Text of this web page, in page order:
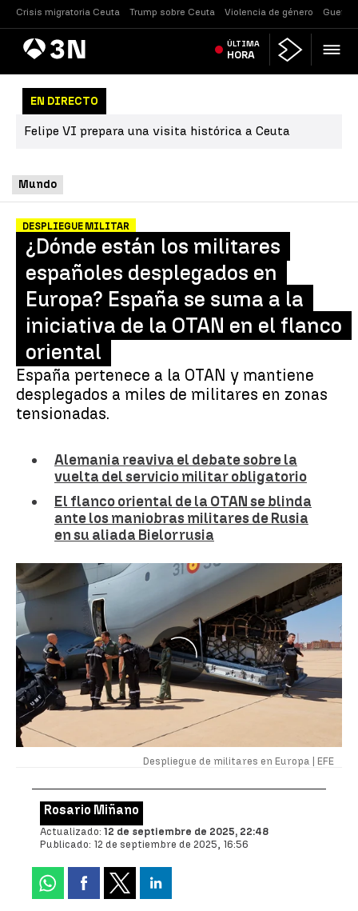
Crisis migratoria Ceuta Trump sobre Ceuta Violencia de género Guerra
AntenaNoticias ÚLTIMA
HORA
EN DIRECTO
Felipe VI prepara una visita histórica a Ceuta
Mundo
DESPLIEGUE MILITAR
¿Dónde están los militares
españoles desplegados en
Europa? España se suma a la
iniciativa de la OTAN en el flanco
oriental
España pertenece a la OTAN y mantiene
desplegados a miles de militares en zonas
tensionadas.
Alemania reaviva el debate sobre la
vuelta del servicio militar obligatorio
El flanco oriental de la OTAN se blinda
ante los maniobras militares de Rusia
en su aliada Bielorrusia
Despliegue de militares en Europa | EFE
Rosario Miñano
Actualizado: 12 de septiembre de 2025, 22:48
Publicado: 12 de septiembre de 2025, 16:56